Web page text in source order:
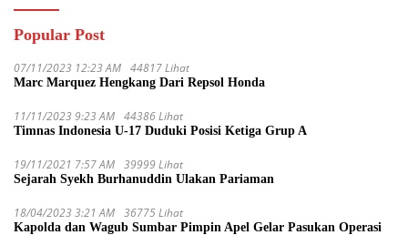
Popular Post
07/11/2023 12:23 AM 44817 Lihat
Marc Marquez Hengkang Dari Repsol Honda
11/11/2023 9:23 AM 44386 Lihat
Timnas Indonesia U-17 Duduki Posisi Ketiga Grup A
19/11/2021 7:57 AM 39999 Lihat
Sejarah Syekh Burhanuddin Ulakan Pariaman
18/04/2023 3:21 AM 36775 Lihat
Kapolda dan Wagub Sumbar Pimpin Apel Gelar Pasukan Operasi